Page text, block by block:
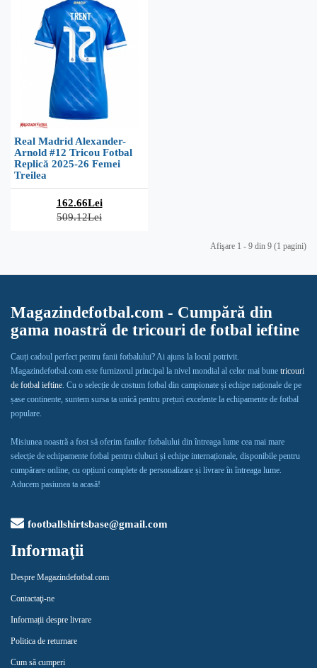
Real Madrid Alexander-
Arnold #12 Tricou Fotbal
Replică 2025-26 Femei
Treilea
162.66Lei
509.12Lei
Afişare 1 - 9 din 9 (1 pagini)
Magazindefotbal.com - Cumpără din
gama noastră de tricouri de fotbal ieftine
Cauți cadoul perfect pentru fanii fotbalului? Ai ajuns la locul potrivit.
Magazindefotbal.com este furnizorul principal la nivel mondial al celor mai bune tricouri
de fotbal ieftine. Cu o selecție de costum fotbal din campionate și echipe naționale de pe
șase continente, suntem sursa ta unică pentru prețuri excelente la echipamente de fotbal
populare.
Misiunea noastră a fost să oferim fanilor fotbalului din întreaga lume cea mai mare
selecție de echipamente fotbal pentru cluburi și echipe internaționale, disponibile pentru
cumpărare online, cu opțiuni complete de personalizare și livrare în întreaga lume.
Aducem pasiunea ta acasă!
footballshirtsbase@gmail.com
Informaţii
Despre Magazindefotbal.com
Contactaţi-ne
Informații despre livrare
Politica de returnare
Cum să cumperi